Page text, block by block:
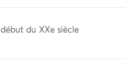
début du XXe siècle